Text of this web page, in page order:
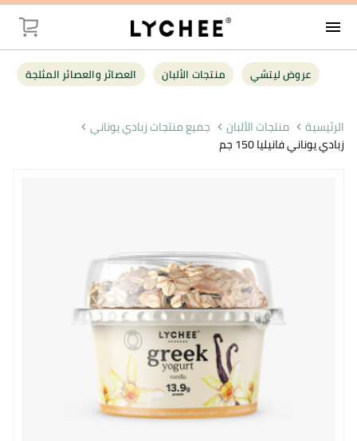
menu
عروض ليتشي منتجات الألبان العصائر والعصائر المثلجة
الرئيسية منتجات الألبان
جميع منتجات زبادي يوناني
زبادي يوناني فانيليا 150 جم